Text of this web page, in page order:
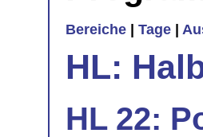
Bereiche Tage
HL:
HL 22: